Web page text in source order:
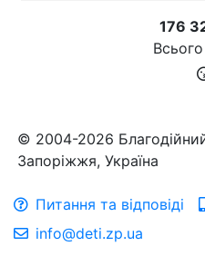
176
© 2004-2026
Запоріжжя, Україна
Питання та відповіді
info@deti.zp.ua